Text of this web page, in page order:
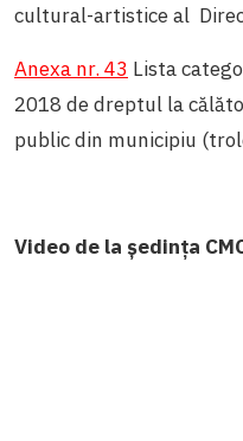
cultural-artistice al
Anexa nr. 43 Lista
2018 de dreptul la
public din municipiu
Video de la ședința